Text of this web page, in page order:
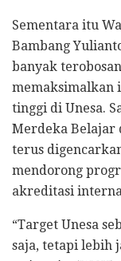
Sementara itu
Bambang
banyak
memaksimalkan
tinggi di Unesa.
Merdeka Belajar
terus
mendorong
akreditasi
“Target Unesa
saja, tetapi lebih